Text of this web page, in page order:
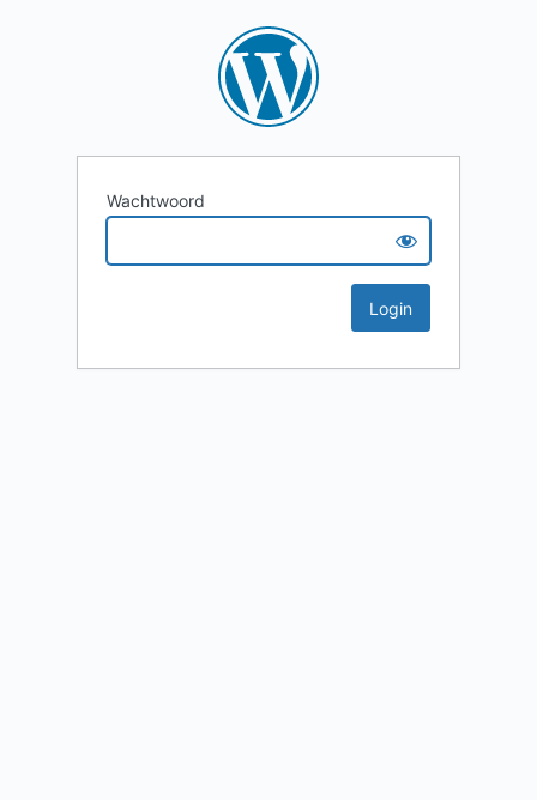
Wachtwoord